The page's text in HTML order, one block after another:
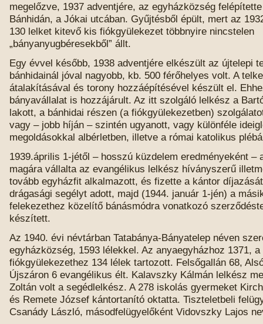
megelőzve, 1937 adventjére, az egyházközség
Bánhidán, a Jókai utcában. Gyűjtésből épült, mert az
130 lelket kitevő kis fiókgyülekezet többnyire nincstelen
„bányanyugbéresekből” állt.
Egy évvel később, 1938 adventjére elkészült az újtelepi
bánhidainál jóval nagyobb, kb. 500 férőhelyes volt. A
átalakításával és torony hozzáépítésével készült el.
bányavállalat is hozzájárult. Az itt szolgáló lelkész a
lakott, a bánhidai részen (a fiókgyülekezetben)
vagy – jobb híján – szintén ugyanott, vagy különféle
megoldásokkal albérletben, illetve a római katolikus
1939.április 1-jétől – hosszú küzdelem eredményeként –
magára vállalta az evangélikus lelkész híványszerű
tovább egyházfit alkalmazott, és fizette a kántor
drágasági segélyt adott, majd (1944. január 1-jén) a
felekezethez közelítő bánásmódra vonatkozó
készített.
Az 1940. évi névtárban Tatabánya-Bányatelep néven
egyházközség, 1593 lélekkel. Az anyaegyházhoz 1371, a
fiókgyülekezethez 134 lélek tartozott. Felsőgallán 68,
Újszáron 6 evangélikus élt. Kalavszky Kálmán lelkész
Zoltán volt a segédlelkész. A 278 iskolás gyermeket
és Remete József kántortanító oktatta. Tiszteletbeli
Csanády László, másodfelügyelőként Vidovszky Lajos